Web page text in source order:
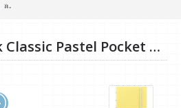
Filofax Notebook Classic Pastel Pocket Sárga